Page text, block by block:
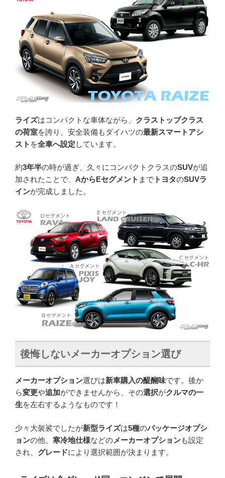
ライズはコンパクトな車体ながら、 クラストップクラス
の荷室を誇り、安全装備もダイハツの最新スマートアシ
スト を全車へ設定 しています。
約3年半の時が過ぎ、久々にコンパクトクラスのSUVが追
加されたことで、 AからEセグメント まで トヨタのSUVラ
インが完成しました。
後悔しないメーカーオプション選び
メーカーオプション選びは新車購入の醍醐味です。後か
ら変更や追加ができませんから、その選択がクルマの一
生を左右するようなものです！
少々大袈裟でしたが新型ライズは5種のパッケージオプシ
ョンの他、 寒冷地仕様などのメーカーオプションも設定
され、 グレードにより選択範囲が決まります。